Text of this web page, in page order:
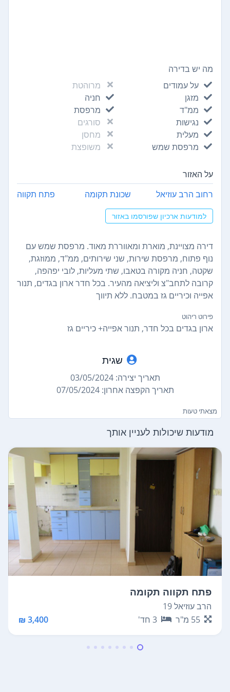
מה יש בדירה
על עמודים
מרוהטת
מזגן
חניה
ממ"ד
מרפסת
נגישות
סורגים
מעלית
מחסן
מרפסת שמש
משופצת
על האזור
רחוב הרב עוזיאל שכונת תקומה פתח תקווה
למודעות ארכיון שפורסמו באזור
דירה מצויינת, מוארת ומאווררת מאוד. מרפסת שמש עם
נוף פתוח, מרפסת שירות, שני שירותים, ממ"ד, ממוזגת,
שקטה, חניה מקורה בטאבו, שתי מעליות, לובי יפהפה,
קרובה לתחב"צ וליציאה מהעיר. בכל חדר ארון בגדים, תנור
אפייה וכיריים גז במטבח. ללא תיווך
פירוט ריהוט
ארון בגדים בכל חדר, תנור אפייה+ כיריים גז
שגית
תאריך יצירה: 03/05/2024
תאריך הקפצה אחרון: 07/05/2024
מצאתי טעות
מודעות שיכולות לעניין אותך
פתח תקווה תקומה
הרב עוזיאל 19
55 מ"ר 3 חד' 3,400 ₪